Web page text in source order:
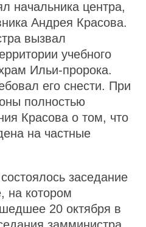
начальника центра,
Андрея Красова.
вызвал
учебного
Ильи-пророка.
его снести. При
полностью
Красова о том, что
на частные
заседание
на котором
20 октября в